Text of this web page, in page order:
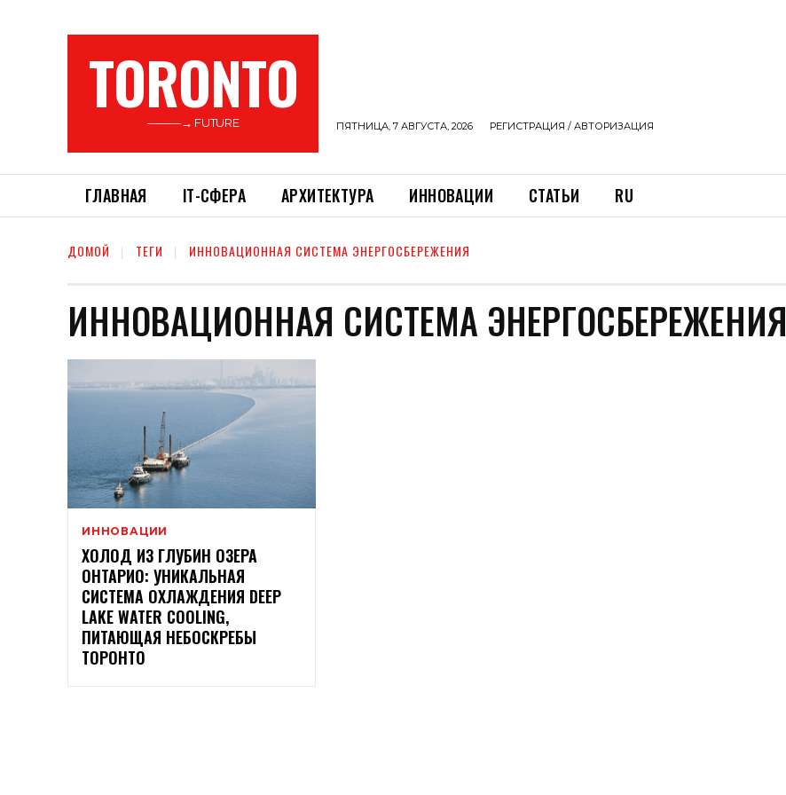
TORONTO
———→ FUTURE ПЯТНИЦА, 7 АВГУСТА, 2026 РЕГИСТРАЦИЯ / АВТОРИЗАЦИЯ
ГЛАВНАЯ ІТ-СФЕРА АРХИТЕКТУРА ИННОВАЦИИ СТАТЬИ RU
ДОМОЙ ТЕГИ ИННОВАЦИОННАЯ СИСТЕМА ЭНЕРГОСБЕРЕЖЕНИЯ
ИННОВАЦИОННАЯ СИСТЕМА ЭНЕРГОСБЕРЕЖЕНИЯ
ИННОВАЦИИ
ХОЛОД ИЗ ГЛУБИН ОЗЕРА
ОНТАРИО: УНИКАЛЬНАЯ
СИСТЕМА ОХЛАЖДЕНИЯ DEEP
LAKE WATER COOLING,
ПИТАЮЩАЯ НЕБОСКРЕБЫ
ТОРОНТО